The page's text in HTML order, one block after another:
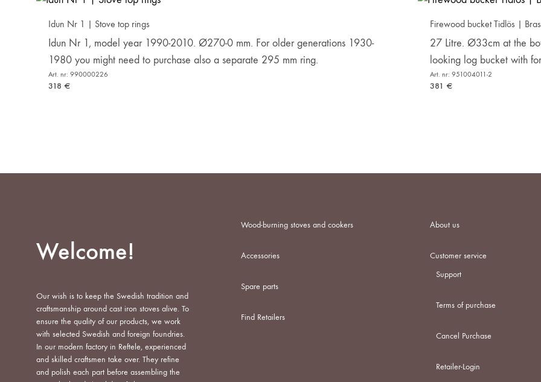
Idun Nr 1 | Stove top rings
Idun Nr 1, model year 1990-2010. Ø270-0 mm. For older generations 1930-
1980 you might need to purchase also a separate 295 mm ring.
Art. nr: 990000226
318 €
Firewood bucket Tidlös |
27 Litre. Ø33cm at the
looking log bucket with
Art. nr: 951004011-2
381 €
Welcome!
Our wish is to keep the Swedish tradition and
craftsmanship around cast iron stoves alive. To
ensure the quality of our products, we work
with selected Swedish and foreign foundries.
In our modern factory in Reftele, experienced
and skilled craftsmen take over. They refine
and polish each part before assembling the
Wood-burning stoves and cookers
Accessories
Spare parts
Find Retailers
About us
Customer service
Support
Terms of purchase
Cancel Purchase
Retailer-Login